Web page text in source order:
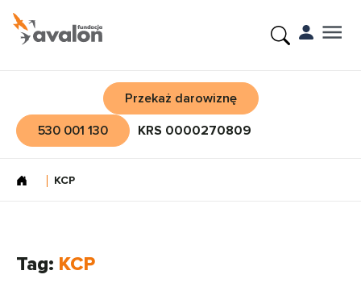
Przekaż darowiznę
530 001 130
KRS 0000270809
KCP
Tag: KCP